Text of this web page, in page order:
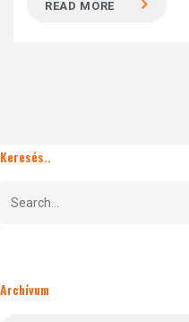
READ MORE
Keresés..
Archívum